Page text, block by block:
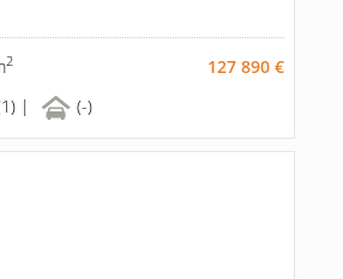
2
127 890 €
| (-)